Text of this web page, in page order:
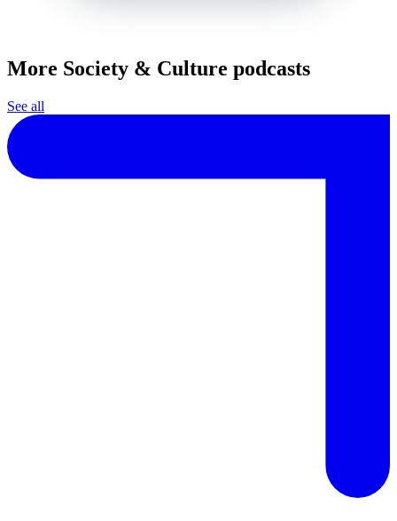
More Society & Culture podcasts
See all